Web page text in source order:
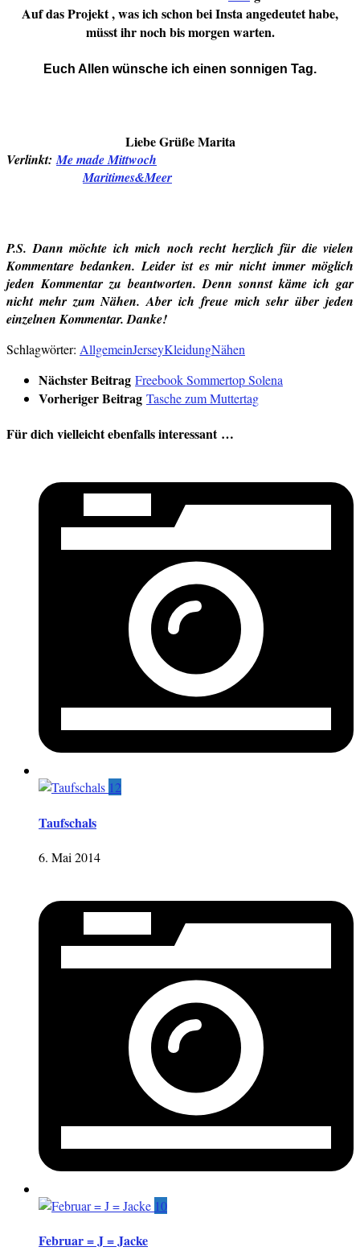
Auf das Projekt , was ich schon bei Insta angedeutet habe,
müsst ihr noch bis morgen warten.
Euch Allen wünsche ich einen sonnigen Tag.
Liebe Grüße Marita
Verlinkt:Me made Mittwoch
Maritimes&Meer
P.S. Dann möchte ich mich noch recht herzlich für die vielen
Kommentare bedanken. Leider ist es mir nicht immer möglich
jeden Kommentar zu beantworten. Denn sonnst käme ich gar
nicht mehr zum Nähen. Aber ich freue mich sehr über jeden
einzelnen Kommentar. Danke!
Schlagwörter: AllgemeinJerseyKleidungNähen
Nächster Beitrag Freebook Sommertop Solena
Vorheriger Beitrag Tasche zum Muttertag
Für dich vielleicht ebenfalls interessant …
12
Taufschals
6. Mai 2014
10
Februar = J = Jacke